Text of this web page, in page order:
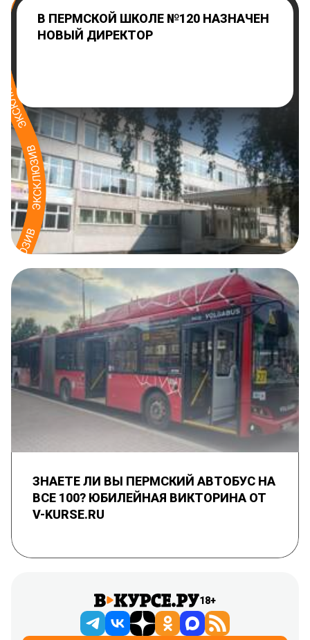
В ПЕРМСКОЙ ШКОЛЕ №120 НАЗНАЧЕН
НОВЫЙ ДИРЕКТОР
ЗНАЕТЕ ЛИ ВЫ ПЕРМСКИЙ АВТОБУС НА
ВСЕ 100? ЮБИЛЕЙНАЯ ВИКТОРИНА ОТ
V-KURSE.RU
18+